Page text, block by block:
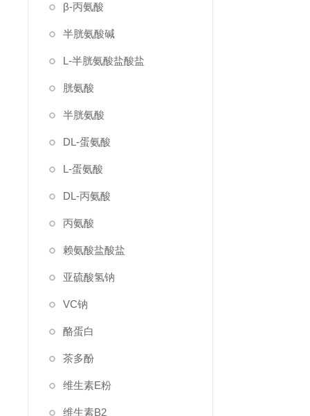
β-丙氨酸
半胱氨酸碱
L-半胱氨酸盐酸盐
胱氨酸
半胱氨酸
DL-蛋氨酸
L-蛋氨酸
DL-丙氨酸
丙氨酸
赖氨酸盐酸盐
亚硫酸氢钠
VC钠
酪蛋白
茶多酚
维生素E粉
维生素B2